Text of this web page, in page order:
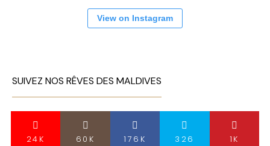
View on Instagram
SUIVEZ NOS RÊVES DES MALDIVES
24K 60K 176K 326 1K